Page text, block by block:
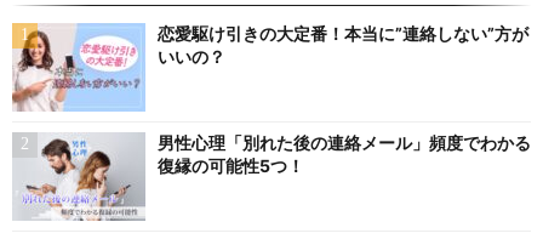
恋愛駆け引きの大定番！本当に”連絡しない”方が
いいの？
男性心理「別れた後の連絡メール」頻度でわかる
復縁の可能性5つ！